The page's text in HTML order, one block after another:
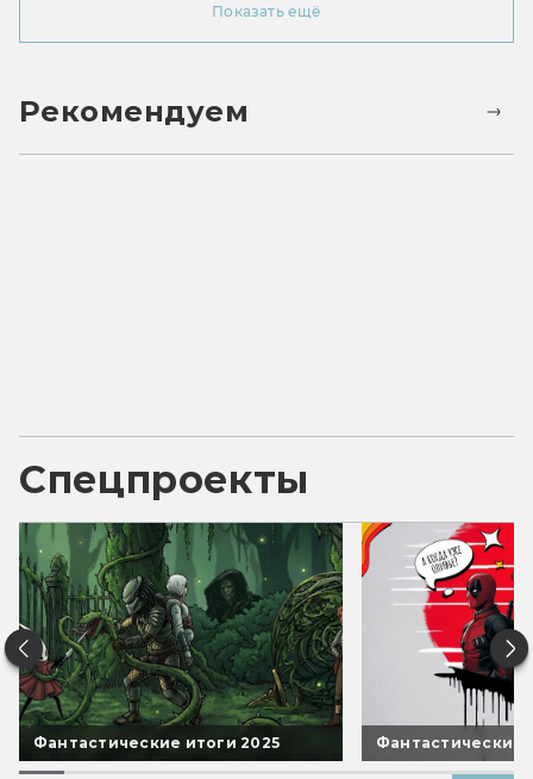
Показать ещё
Рекомендуем
Спецпроекты
Фантастические итоги 2025 Фантастические